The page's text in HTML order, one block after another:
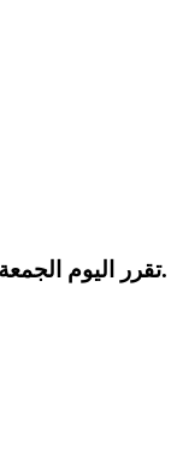
تقرر اليوم الجمعةداخل المنطقة الأمنية، وفق ما أفادت به وسائل إعلام ألمانية.